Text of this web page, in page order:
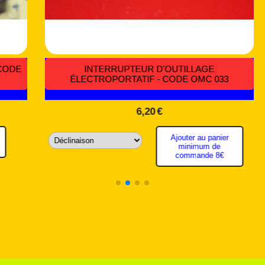
INTERRUPTEUR ÉTANCHE ON/OFF
MARCHE/ARRÊT
4,59€
Ajouter au panier minimum de commande
8€